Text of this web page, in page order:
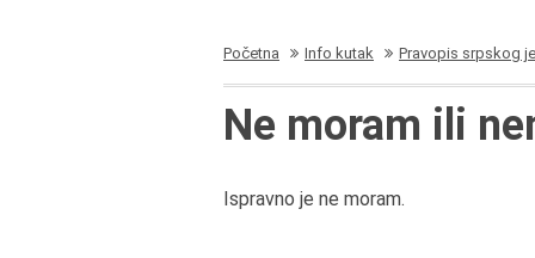
Početna Info kutak Pravopis srpskog
Ne moram ili
Ispravno je ne moram.